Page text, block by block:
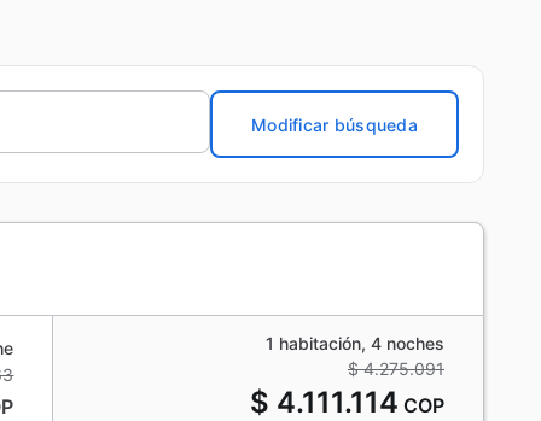
Modificar búsqueda
1 habitación, 4 noches
$ 4.275.091
$ 4.111.114 COP